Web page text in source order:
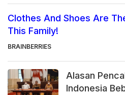
Clothes And Shoes Are
This Family!
BRAINBERRIES
Alasan
Indonesia